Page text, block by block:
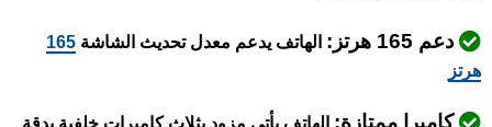
دعم 165 هرتز: الهاتف يدعم معدل تحديث الشاشة 165
هرتز
كاميرا ممتازة: الهاتف يأتي مزود بثلاث كاميرات خلفية بدقة